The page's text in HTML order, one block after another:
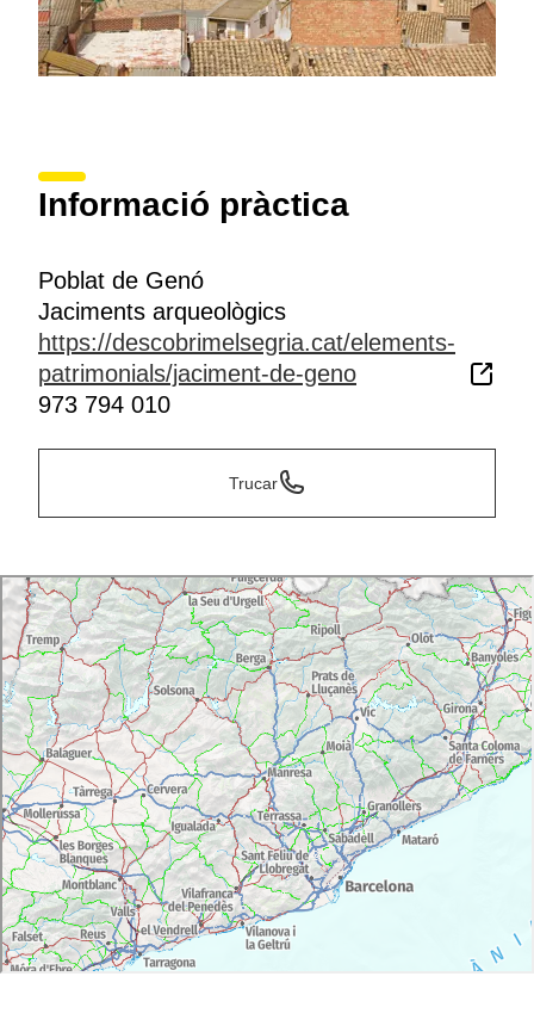
Informació pràctica
Poblat de Genó
Jaciments arqueològics
https://descobrimelsegria.cat/elements-
patrimonials/jaciment-de-geno
973 794 010
Trucar